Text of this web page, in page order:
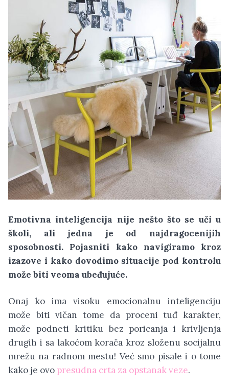
Emotivna inteligencija nije nešto što se uči u
školi, ali jedna je od najdragocenijih
sposobnosti. Pojasniti kako navigiramo kroz
izazove i kako dovodimo situacije pod kontrolu
može biti veoma ubeđujuće.
Onaj ko ima visoku emocionalnu inteligenciju
može biti vičan tome da proceni tuđ karakter,
može podneti kritiku bez poricanja i krivljenja
drugih i sa lakoćom korača kroz složenu socijalnu
mrežu na radnom mestu! Već smo pisale i o tome
kako je ovo presudna crta za opstanak veze.